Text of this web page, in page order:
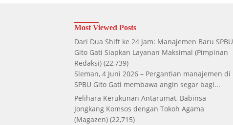
Most Viewed Posts
Dari Dua Shift ke 24 Jam: Manajemen Baru SPBU
Gito Gati Siapkan Layanan Maksimal (Pimpinan
Redaksi) (22,739)
Sleman, 4 Juni 2026 – Pergantian manajemen di
SPBU Gito Gati membawa angin segar bagi...
Pelihara Kerukunan Antarumat, Babinsa
Jongkang Komsos dengan Tokoh Agama
(Magazen) (22,715)